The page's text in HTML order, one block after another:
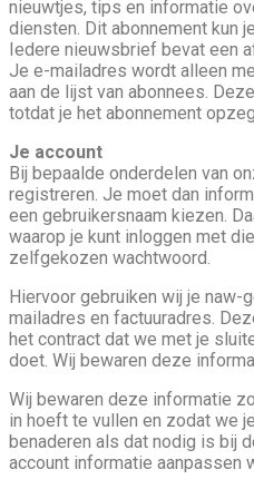
nieuwtjes, tips en informatie
diensten. Dit abonnement kun
Iedere nieuwsbrief bevat een
Je e-mailadres wordt alleen
aan de lijst van abonnees.
totdat je het abonnement
Je account
Bij bepaalde onderdelen van
registreren. Je moet dan
een gebruikersnaam kiezen.
waarop je kunt inloggen met
zelfgekozen wachtwoord.
Hiervoor gebruiken wij je naw-
mailadres en factuuradres.
het contract dat we met je
doet. Wij bewaren deze
Wij bewaren deze informatie
in hoeft te vullen en zodat we
benaderen als dat nodig is bij
account informatie aanpassen